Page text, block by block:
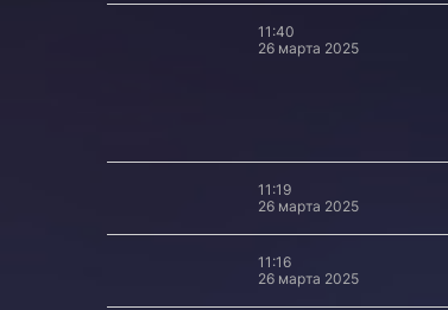
11:40
26 марта 2025
11:19
26 марта 2025
11:16
26 марта 2025